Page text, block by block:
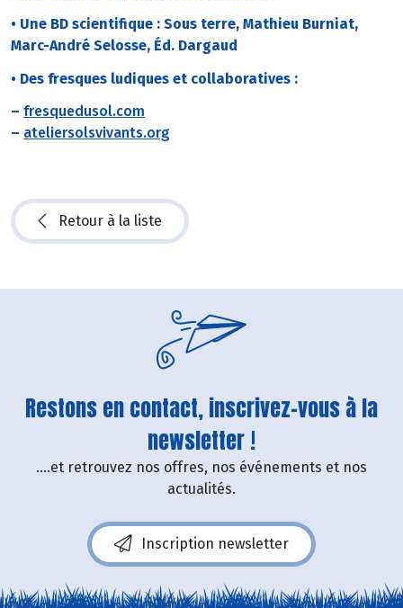
• Une BD scientifique : Sous terre, Mathieu Burniat,
Marc-André Selosse, Éd. Dargaud
• Des fresques ludiques et collaboratives :
– fresquedusol.com
– ateliersolsvivants.org
Retour à la liste
Restons en contact, inscrivez-vous à la
newsletter !
....et retrouvez nos offres, nos événements et nos
actualités.
Inscription newsletter